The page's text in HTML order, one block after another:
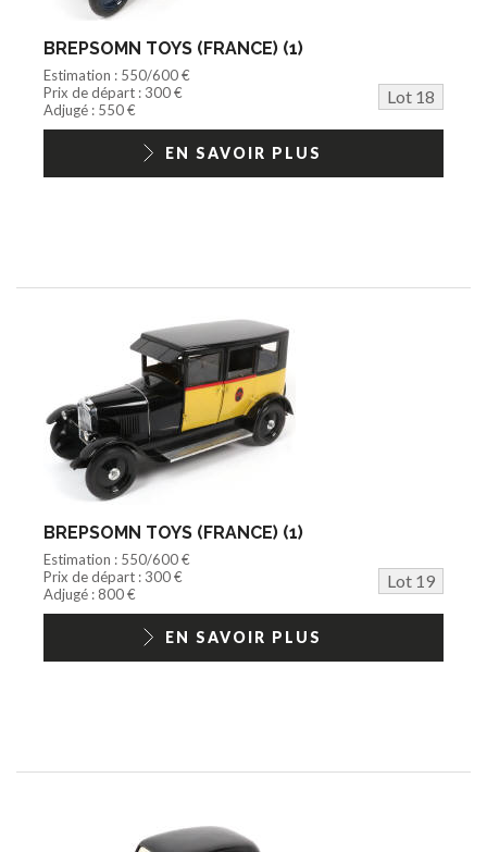
BREPSOMN TOYS (FRANCE) (1)
Estimation : 550/600 €
Prix de départ : 300 €
Lot 18
Adjugé : 550 €
EN SAVOIR PLUS
BREPSOMN TOYS (FRANCE) (1)
Estimation : 550/600 €
Prix de départ : 300 €
Lot 19
Adjugé : 800 €
EN SAVOIR PLUS